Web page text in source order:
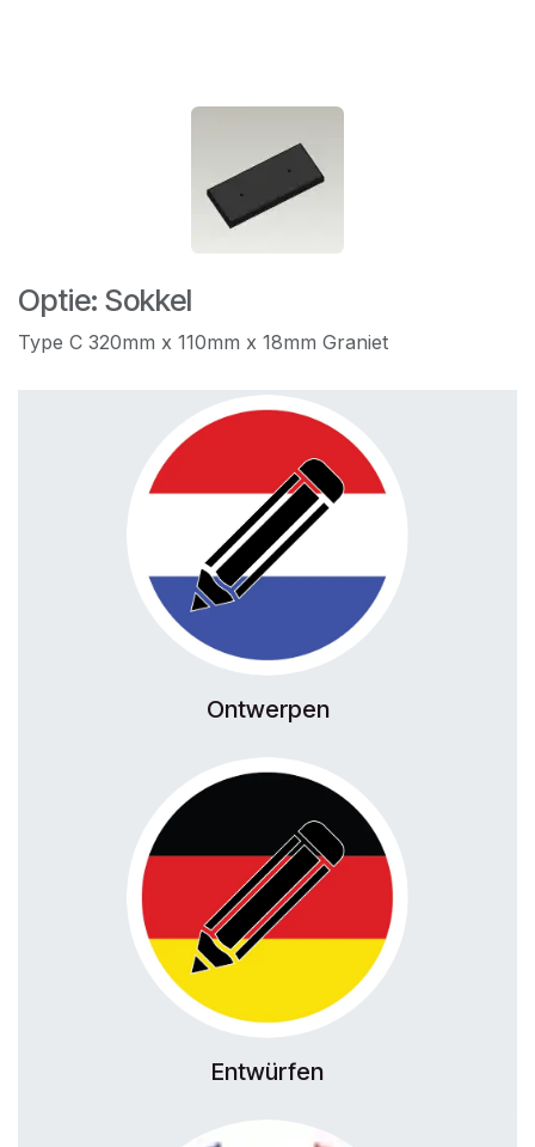
Optie: Sokkel
Type C 320mm x 110mm x 18mm Graniet
Ontwerpen
Entwürfen